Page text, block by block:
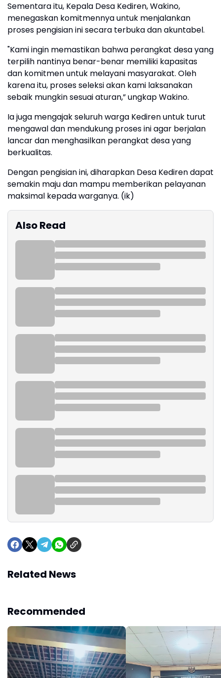
Sementara itu, Kepala Desa Kediren, Wakino,
menegaskan komitmennya untuk menjalankan
proses pengisian ini secara terbuka dan akuntabel.
"Kami ingin memastikan bahwa perangkat desa yang
terpilih nantinya benar-benar memiliki kapasitas
dan komitmen untuk melayani masyarakat. Oleh
karena itu, proses seleksi akan kami laksanakan
sebaik mungkin sesuai aturan,” ungkap Wakino.
Ia juga mengajak seluruh warga Kediren untuk turut
mengawal dan mendukung proses ini agar berjalan
lancar dan menghasilkan perangkat desa yang
berkualitas.
Dengan pengisian ini, diharapkan Desa Kediren dapat
semakin maju dan mampu memberikan pelayanan
maksimal kepada warganya. (ik)
Also Read
Related News
Recommended